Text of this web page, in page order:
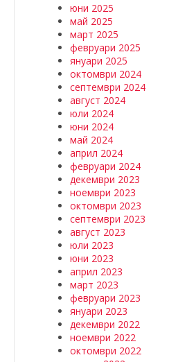
юни 2025
май 2025
март 2025
февруари 2025
януари 2025
октомври 2024
септември 2024
август 2024
юли 2024
юни 2024
май 2024
април 2024
февруари 2024
декември 2023
ноември 2023
октомври 2023
септември 2023
август 2023
юли 2023
юни 2023
април 2023
март 2023
февруари 2023
януари 2023
декември 2022
ноември 2022
октомври 2022